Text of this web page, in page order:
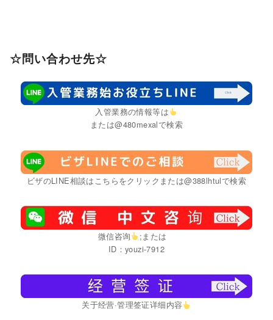
☆問い合わせ先☆
入管業務の情報等は
または@480mexalで検索
ビザのLINE相談はこちらをクリックまたは@388lhtulで検索
微信咨询
;または
ID：youzi-7912
关于经营·管理签证详细内容